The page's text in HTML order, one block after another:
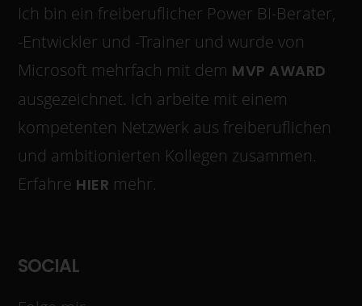
Ich bin ein freiberuflicher Power BI-Berater,
-Entwickler und -Trainer und wurde von
Microsoft mehrfach mit dem MVP AWARD
ausgezeichnet. Ich arbeite mit einem
kompetenten Netzwerk aus freiberuflichen
und ambitionierten Kollegen zusammen.
Erfahre HIER mehr.
SOCIAL